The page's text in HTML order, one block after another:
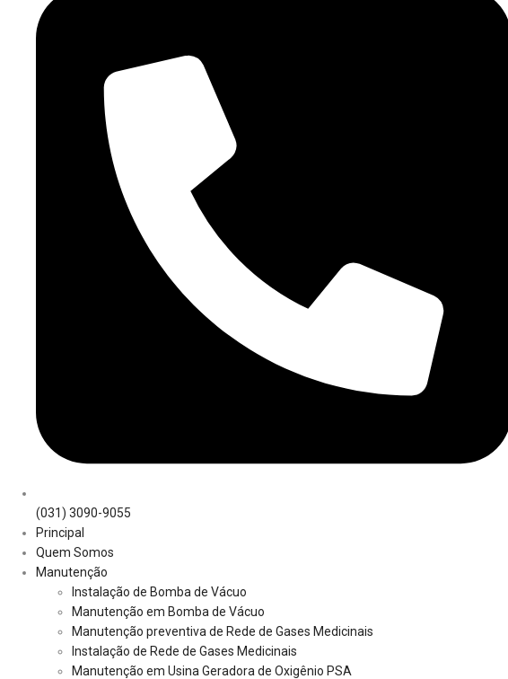
(031) 3090-9055
Principal
Quem Somos
Manutenção
Instalação de Bomba de Vácuo
Manutenção em Bomba de Vácuo
Manutenção preventiva de Rede de Gases Medicinais
Instalação de Rede de Gases Medicinais
Manutenção em Usina Geradora de Oxigênio PSA